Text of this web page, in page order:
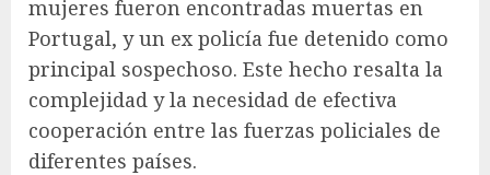
mujeres fueron encontradas muertas en
Portugal, y un ex policía fue detenido como
principal sospechoso. Este hecho resalta la
complejidad y la necesidad de efectiva
cooperación entre las fuerzas policiales de
diferentes países.